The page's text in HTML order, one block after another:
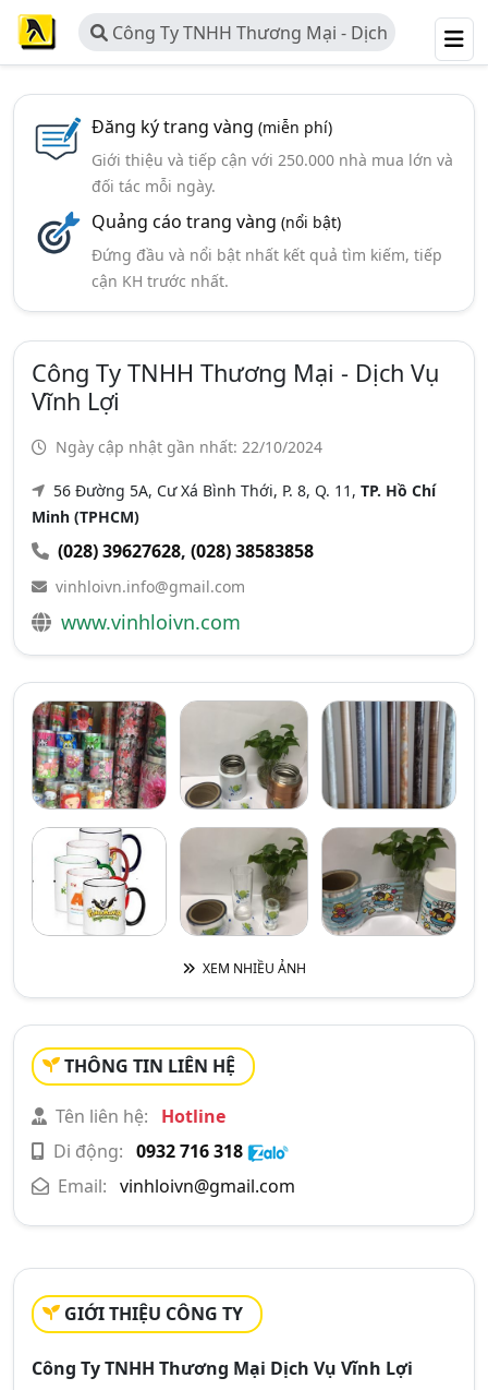
Công Ty TNHH Thương Mại - Dịch
Vụ Vĩnh Lợi
Đăng ký trang vàng (miễn phí)
Giới thiệu và tiếp cận với 250.000 nhà mua lớn và
đối tác mỗi ngày.
Quảng cáo trang vàng (nổi bật)
Đứng đầu và nổi bật nhất kết quả tìm kiếm, tiếp
cận KH trước nhất.
Công Ty TNHH Thương Mại - Dịch Vụ
Vĩnh Lợi
Ngày cập nhật gần nhất: 22/10/2024
56 Đường 5A, Cư Xá Bình Thới, P. 8, Q. 11, TP. Hồ Chí
Minh (TPHCM)
(028) 39627628, (028) 38583858
vinhloivn.info@gmail.com
www.vinhloivn.com
XEM NHIỀU ẢNH
THÔNG TIN LIÊN HỆ
Tên liên hệ:
Hotline
Di động: 0932 716 318
Email: vinhloivn@gmail.com
GIỚI THIỆU CÔNG TY
Công Ty TNHH Thương Mại Dịch Vụ Vĩnh Lợi